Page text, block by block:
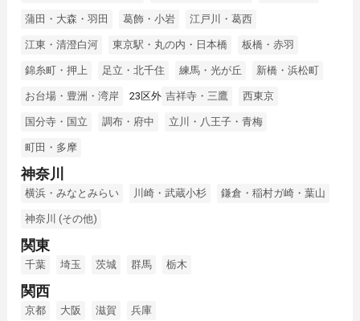
蒲田・大森・羽田 葛飾・小岩 江戸川・葛西
江東・清澄白河 東京駅・丸の内・日本橋 板橋・赤羽
錦糸町・押上 足立・北千住 練馬・光が丘 新橋・浜松町
お台場・豊洲・湾岸 23区外 吉祥寺・三鷹 西東京
国分寺・国立 調布・府中 立川・八王子・青梅
町田・多摩
神奈川
横浜・みなとみらい 川崎・武蔵小杉 鎌倉・稲村ガ崎・葉山
神奈川 (その他)
関東
千葉 埼玉 茨城 群馬 栃木
関西
京都 大阪 滋賀 兵庫